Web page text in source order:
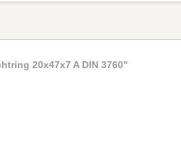
20x47x7 A DIN 3760"